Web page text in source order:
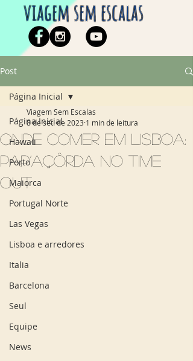
viagem sem escalas
Post
Página Inicial
Hawaii
Porto
Maiorca
Portugal Norte
Las Vegas
Lisboa e arredores
Italia
Barcelona
Seul
Equipe
News
Página Inicial
Onde comer em Lisboa:
Pap’Açôrda no Time
Out
Viagem Sem Escalas
8 de set. de 2023 1 min de leitura